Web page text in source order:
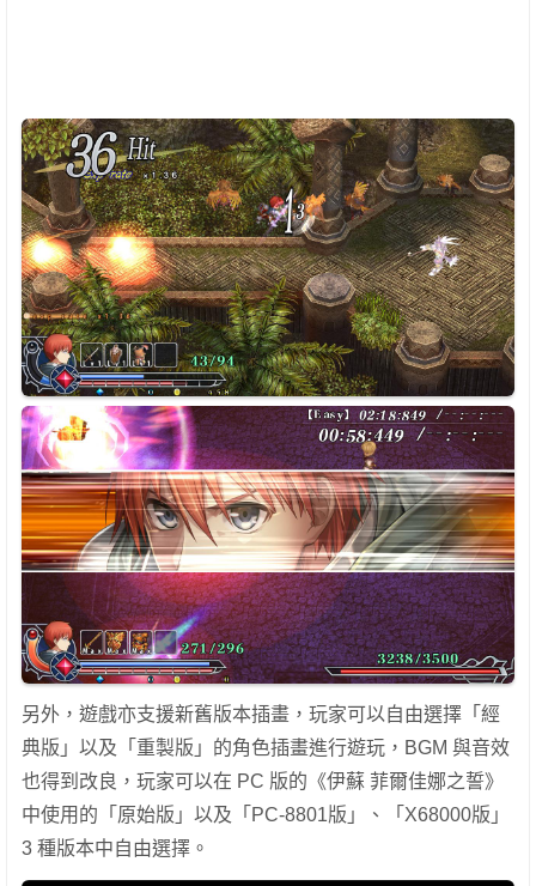
另外，遊戲亦支援新舊版本插畫，玩家可以自由選擇「經
典版」以及「重製版」的角色插畫進行遊玩，BGM 與音效
也得到改良，玩家可以在 PC 版的《伊蘇 菲爾佳娜之誓》
中使用的「原始版」以及「PC-8801版」、「X68000版」
3 種版本中自由選擇。